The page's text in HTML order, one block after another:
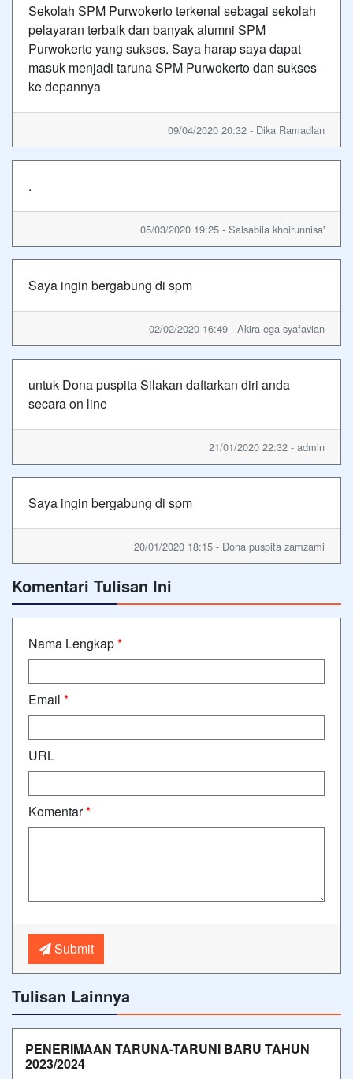
Sekolah SPM Purwokerto terkenal sebagai sekolah
pelayaran terbaik dan banyak alumni SPM
Purwokerto yang sukses. Saya harap saya dapat
masuk menjadi taruna SPM Purwokerto dan sukses
ke depannya
09/04/2020 20:32 - Dika Ramadlan
.
05/03/2020 19:25 - Salsabila khoirunnisa'
Saya ingin bergabung di spm
02/02/2020 16:49 - Akira ega syafavian
untuk Dona puspita Silakan daftarkan diri anda
secara on line
21/01/2020 22:32 - admin
Saya ingin bergabung di spm
20/01/2020 18:15 - Dona puspita zamzami
Komentari Tulisan Ini
Nama Lengkap*
Email *
URL
Komentar*
Submit
Tulisan Lainnya
PENERIMAAN TARUNA-TARUNI BARU TAHUN
2023/2024